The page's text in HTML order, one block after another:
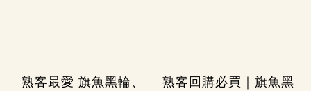
熟客最愛 旗魚黑輪、
熟客回購必買｜旗魚黑